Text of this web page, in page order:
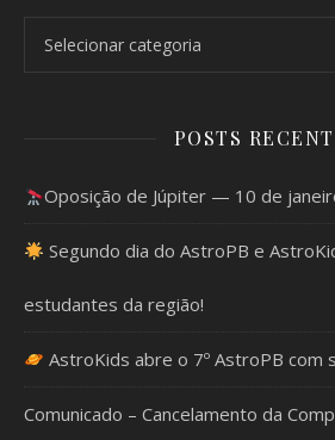
POSTS
Oposição de Júpiter — 10 de
Segundo dia do AstroPB e
estudantes da região!
AstroKids abre o 7º AstroPB com
Comunicado – Cancelamento da